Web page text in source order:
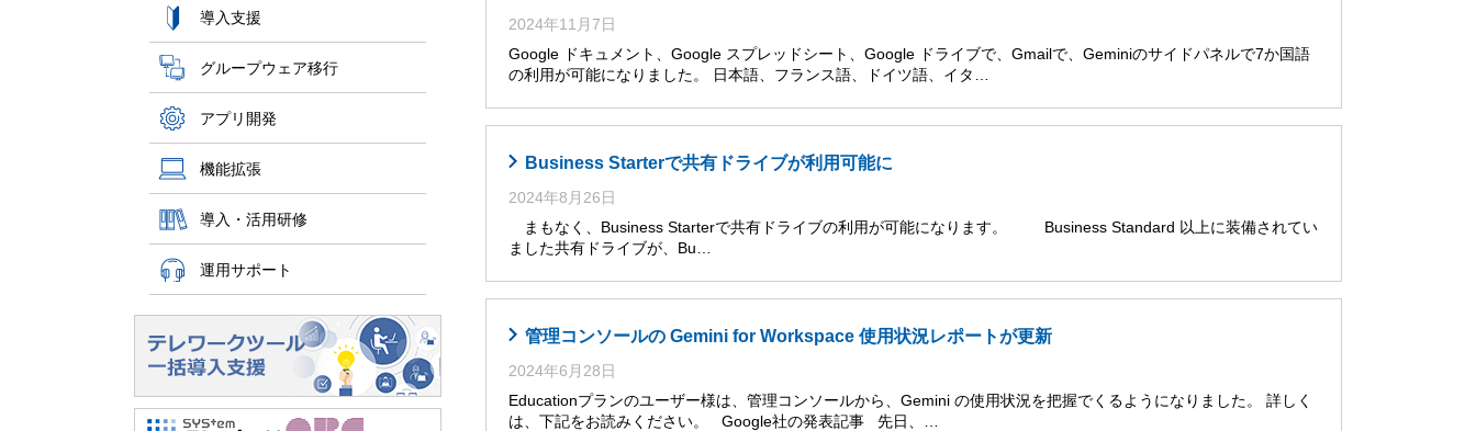
導入支援
グループウェア移行
アプリ開発
機能拡張
導入・活用研修
運用サポート
2024年11月7日
Google ドキュメント、Google スプレッドシート、Google ドライブで、Gmailで、Geminiのサイドパネルで7か国語
の利用が可能になりました。 日本語、フランス語、ドイツ語、イタ…
Business Starterで共有ドライブが利用可能に
2024年8月26日
まもなく、Business Starterで共有ドライブの利用が可能になります。 Business Standard 以上に装備されてい
ました共有ドライブが、Bu…
管理コンソールの Gemini for Workspace 使用状況レポートが更新
2024年6月28日
Educationプランのユーザー様は、管理コンソールから、Gemini の使用状況を把握でくるようになりました。 詳しく
は、下記をお読みください。 Google社の発表記事 先日、…